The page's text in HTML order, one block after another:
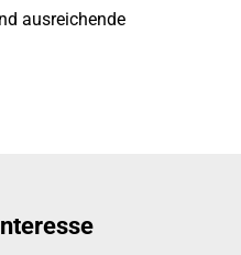
ausreichende